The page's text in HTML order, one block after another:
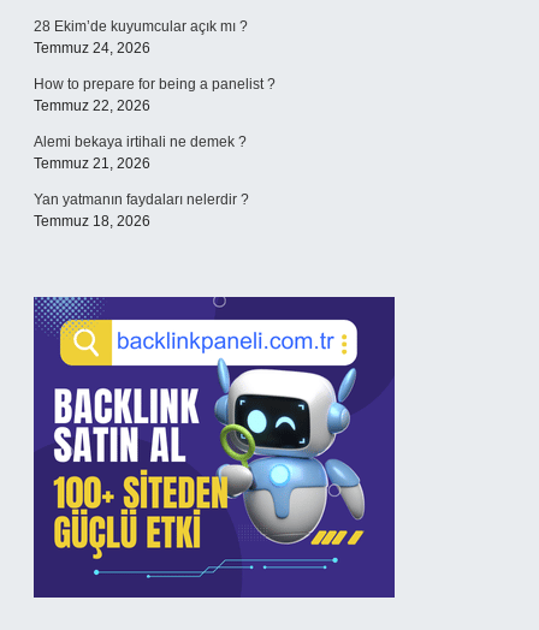
28 Ekim’de kuyumcular açık mı ?
Temmuz 24, 2026
How to prepare for being a panelist ?
Temmuz 22, 2026
Alemi bekaya irtihali ne demek ?
Temmuz 21, 2026
Yan yatmanın faydaları nelerdir ?
Temmuz 18, 2026